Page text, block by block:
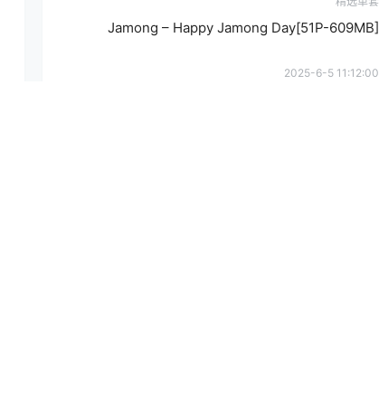
Jamong – Happy Jamong Day[51P-609MB]
2025-6-5 11:12:00